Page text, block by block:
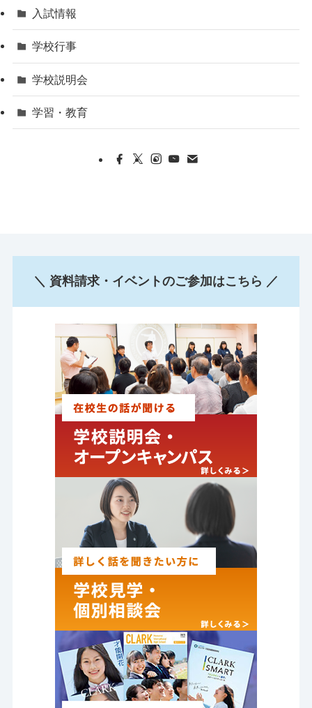
入試情報
学校行事
学校説明会
学習・教育
＼ 資料請求・イベントのご参加はこちら ／